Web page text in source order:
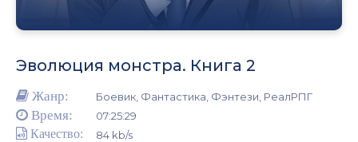
Эволюция монстра. Книга 2
Жанр: Боевик, Фантастика, Фэнтези, РеалРПГ
Время: 07:25:29
Качество: 84 kb/s